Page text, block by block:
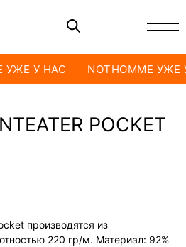
УЖЕ У НАС NOTHOMME УЖЕ
POCKET
производятся из
220 гр/м. Материал: 92%